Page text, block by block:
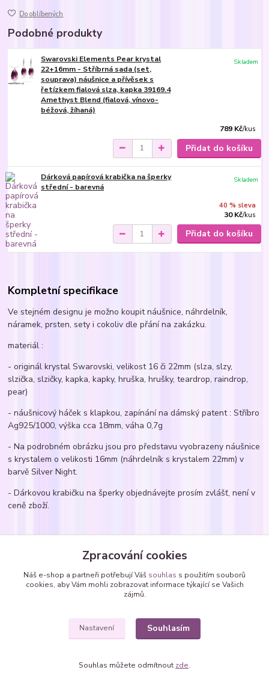
Do oblíbených
Podobné produkty
Swarovski Elements Pear krystal
22+16mm - Stříbrná sada (set,
souprava) náušnice a přívěsek s
řetízkem fialová slza, kapka 39169.4
Amethyst Blend (fialová, vínovo-
béžová, žíhaná)
789 Kč/kus
Skladem
Přidat do košíku
Dárková papírová krabička na šperky
střední - barevná
40 % sleva
30 Kč/kus
Skladem
Přidat do košíku
Kompletní specifikace
Ve stejném designu je možno koupit náušnice, náhrdelník,
náramek, prsten, sety i cokoliv dle přání na zakázku.
materiál :
- originál krystal Swarovski, velikost 16 či 22mm (slza, slzy,
slzička, slzičky, kapka, kapky, hruška, hrušky, teardrop, raindrop,
pear)
- náušnicový háček s klapkou, zapínání na dámský patent : Stříbro
Ag925/1000, výška cca 18mm, váha 0,7g
- Na podrobném obrázku jsou pro představu vyobrazeny náušnice
s krystalem o velikosti 16mm (náhrdelník s krystalem 22mm) v
barvě Silver Night.
- Dárkovou krabičku na šperky objednávejte prosím zvlášť, není v
ceně zboží.
Zboží zařazeno v kategoriích
Náušnice
Náušnice - zavěšené SWAROVSKI krystaly
Zpracování cookies
Náš e-shop a partneři potřebují Váš souhlas s použitím souborů
cookies, aby Vám mohli zobrazovat informace týkající se Vašich
zájmů.
Nastavení Souhlasím
Souhlas můžete odmítnout zde.